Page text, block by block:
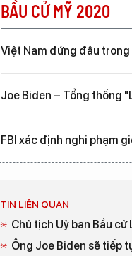
BẦU CỬ MỸ 2020
Việt Nam đứng đâu
Joe Biden – Tổng thống
FBI xác định nghi phạm
TIN LIÊN QUAN
Chủ tịch Uỷ ban Bầu
Ông Joe Biden sẽ tiếp